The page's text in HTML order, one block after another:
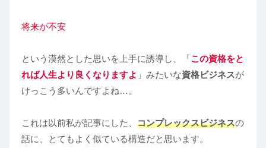
将来が不安
という漠然とした思いを上手に誘導し、「この資格をと
れば人生より良くなりますよ 」みたいな資格ビジネスが
けっこう多いんですよね…。
これは以前私が記事にした、 コンプレックスビジネスの
話に、とてもよく似ている構造だと思います。